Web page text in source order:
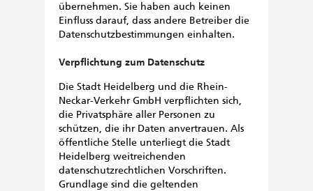
übernehmen. Sie haben auch keinen
Einfluss darauf, dass andere Betreiber die
Datenschutzbestimmungen einhalten.
Verpflichtung zum Datenschutz
Die Stadt Heidelberg und die Rhein-
Neckar-Verkehr GmbH verpflichten sich,
die Privatsphäre aller Personen zu
schützen, die ihr Daten anvertrauen. Als
öffentliche Stelle unterliegt die Stadt
Heidelberg weitreichenden
datenschutzrechtlichen Vorschriften.
Grundlage sind die geltenden